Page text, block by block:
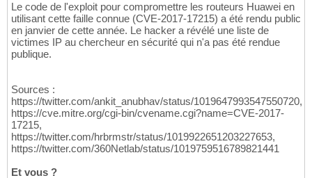
Le code de l'exploit pour compromettre les routeurs Huawei en
utilisant cette faille connue (CVE-2017-17215) a été rendu public
en janvier de cette année. Le hacker a révélé une liste de
victimes IP au chercheur en sécurité qui n'a pas été rendue
publique.
Sources :
https://twitter.com/ankit_anubhav/status/1019647993547550720,
https://cve.mitre.org/cgi-bin/cvename.cgi?name=CVE-2017-
17215,
https://twitter.com/hrbrmstr/status/1019922651203227653,
https://twitter.com/360Netlab/status/1019759516789821441
Et vous ?